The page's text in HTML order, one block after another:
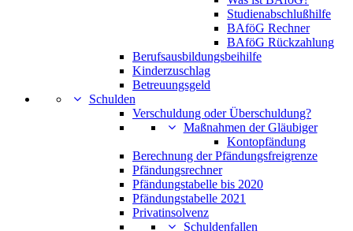
Studienabschlußhilfe
BAföG Rechner
BAföG Rückzahlung
Berufsausbildungsbeihilfe
Kinderzuschlag
Betreuungsgeld
Schulden
Verschuldung oder Überschuldung?
Maßnahmen der Gläubiger
Kontopfändung
Berechnung der Pfändungsfreigrenze
Pfändungsrechner
Pfändungstabelle bis 2020
Pfändungstabelle 2021
Privatinsolvenz
Schuldenfallen